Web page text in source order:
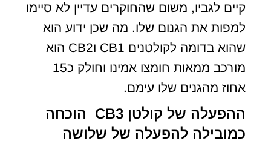
קיים לגביו, משום שהחוקרים עדיין לא סיימו
למפות את הגנום שלו. מה שכן ידוע הוא
שהוא בדומה לקולטנים CB1 וCB2 הוא
מורכב ממאות חומצו אמינו וחולק כ15
אחוז מהגנים שלו עימם.
ההפעלה של קולטןCB3 הוכחה
כמובילה להפעלה של שלושה